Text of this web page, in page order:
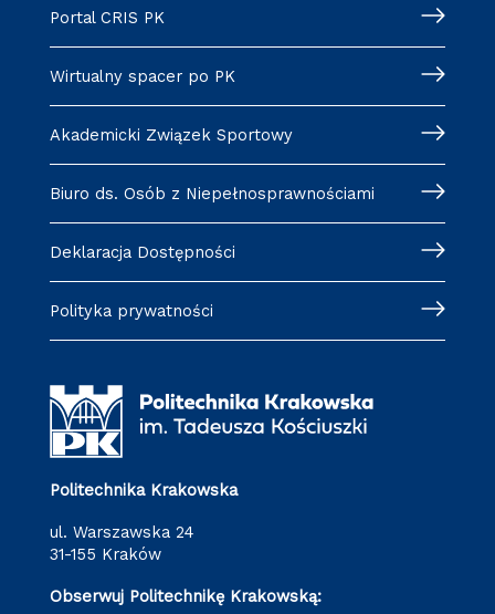
Portal CRIS PK
Wirtualny spacer po PK
Akademicki Związek Sportowy
Biuro ds. Osób z Niepełnosprawnościami
Deklaracja Dostępności
Polityka prywatności
Politechnika Krakowska
ul. Warszawska 24
31-155 Kraków
Obserwuj Politechnikę Krakowską: